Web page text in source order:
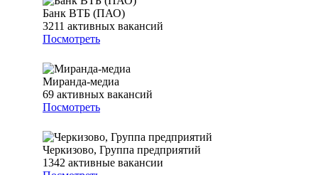
Банк ВТБ (ПАО)
3211 активных вакансий
Посмотреть
Миранда-медиа
69 активных вакансий
Посмотреть
Черкизово, Группа предприятий
1342 активные вакансии